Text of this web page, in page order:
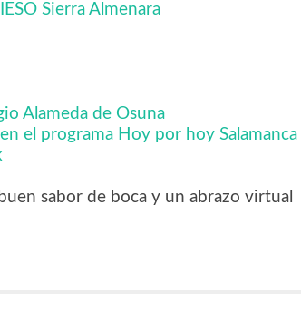
Sierra Almenara
Alameda de Osuna
el programa Hoy por hoy Salamanca
sabor de boca y un abrazo virtual